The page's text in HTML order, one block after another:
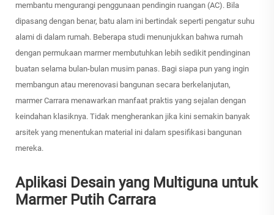
membantu mengurangi penggunaan pendingin ruangan (AC). Bila
dipasang dengan benar, batu alam ini bertindak seperti pengatur suhu
alami di dalam rumah. Beberapa studi menunjukkan bahwa rumah
dengan permukaan marmer membutuhkan lebih sedikit pendinginan
buatan selama bulan-bulan musim panas. Bagi siapa pun yang ingin
membangun atau merenovasi bangunan secara berkelanjutan,
marmer Carrara menawarkan manfaat praktis yang sejalan dengan
keindahan klasiknya. Tidak mengherankan jika kini semakin banyak
arsitek yang menentukan material ini dalam spesifikasi bangunan
mereka.
Aplikasi Desain yang Multiguna untuk
Marmer Putih Carrara